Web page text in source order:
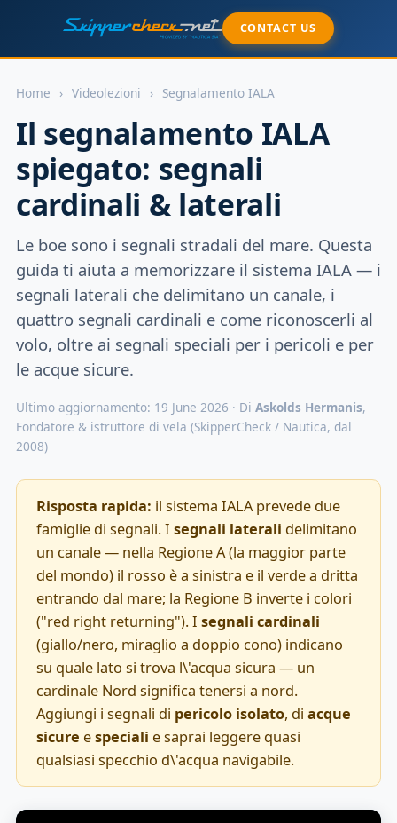
CONTACT US
Home › Videolezioni › Segnalamento IALA
Il segnalamento IALA
spiegato: segnali
cardinali & laterali
Le boe sono i segnali stradali del mare. Questa
guida ti aiuta a memorizzare il sistema IALA — i
segnali laterali che delimitano un canale, i
quattro segnali cardinali e come riconoscerli al
volo, oltre ai segnali speciali per i pericoli e per
le acque sicure.
Ultimo aggiornamento: 19 June 2026 · Di Askolds Hermanis,
Fondatore & istruttore di vela (SkipperCheck / Nautica, dal
2008)
Risposta rapida: il sistema IALA prevede due
famiglie di segnali. I segnali laterali delimitano
un canale — nella Regione A (la maggior parte
del mondo) il rosso è a sinistra e il verde a dritta
entrando dal mare; la Regione B inverte i colori
("red right returning"). I segnali cardinali
(giallo/nero, miraglio a doppio cono) indicano
su quale lato si trova l\'acqua sicura — un
cardinale Nord significa tenersi a nord.
Aggiungi i segnali di pericolo isolato, di acque
sicure especiali e saprai leggere quasi
qualsiasi specchio d\'acqua navigabile.